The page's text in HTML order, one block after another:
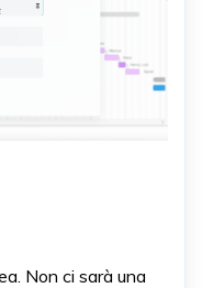
Non ci sarà una